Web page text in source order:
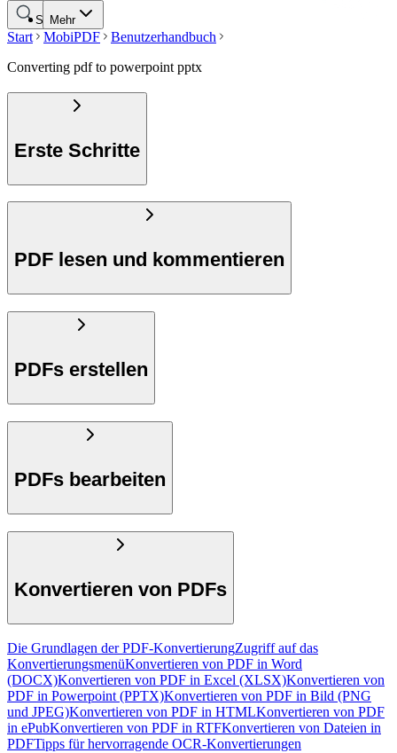
Mehr
Suche
Start MobiPDF
Benutzerhandbuch
Converting pdf to powerpoint pptx
Erste Schritte
PDF lesen und kommentieren
PDFs erstellen
PDFs bearbeiten
Konvertieren von PDFs
Die Grundlagen der PDF-KonvertierungZugriff auf das
KonvertierungsmenüKonvertieren von PDF in Word
(DOCX)Konvertieren von PDF in Excel (XLSX)Konvertieren von
PDF in Powerpoint (PPTX)Konvertieren von PDF in Bild (PNG
und JPEG)Konvertieren von PDF in HTMLKonvertieren von PDF
in ePubKonvertieren von PDF in RTFKonvertieren von Dateien in
PDFTipps für hervorragende OCR-Konvertierungen